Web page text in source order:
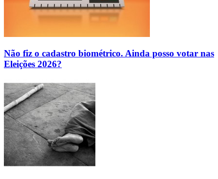
Não fiz o cadastro biométrico. Ainda posso votar nas
Eleições 2026?